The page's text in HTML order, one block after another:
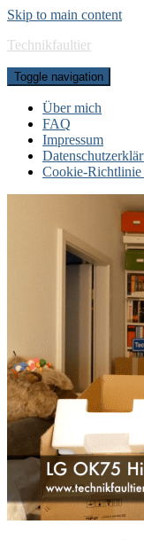
Skip to main content
Technikfaultier
Toggle navigation
Über mich
FAQ
Impressum
Cookie-